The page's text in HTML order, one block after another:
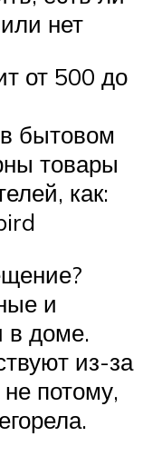
нет
от 500 до
бытовом
товары
как:
и
в доме.
из-за
потому,